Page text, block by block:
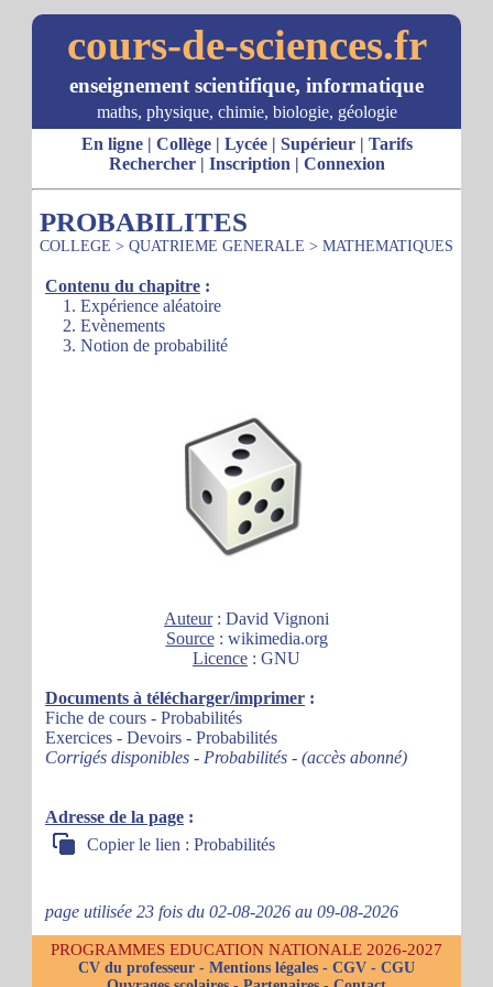
cours-de-sciences.fr
enseignement scientifique, informatique
maths, physique, chimie, biologie, géologie
En ligne| Collège| Lycée| Supérieur| Tarifs
Rechercher| Inscription | Connexion
PROBABILITES
COLLEGE > QUATRIEME GENERALE > MATHEMATIQUES
Contenu du chapitre :
1. Expérience aléatoire
2. Evènements
3. Notion de probabilité
Auteur: David Vignoni
Source: wikimedia.org
Licence : GNU
Documents à télécharger/imprimer :
Fiche de cours - Probabilités
Exercices - Devoirs - Probabilités
Corrigés disponibles - Probabilités - (accès abonné)
Adresse de la page :
Copier le lien : Probabilités
page utilisée 23 fois du 02-08-2026 au 09-08-2026
PROGRAMMES EDUCATION NATIONALE 2026-2027
CV du professeur - Mentions légales - CGV - CGU